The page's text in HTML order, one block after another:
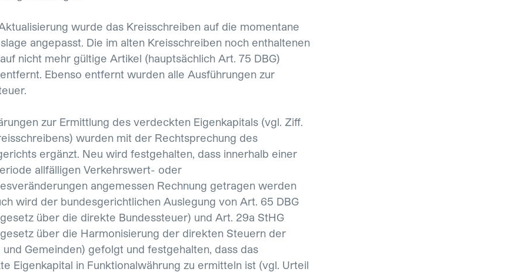
wurde das Kreisschreiben auf die momentane
angepasst. Die im alten Kreisschreiben noch enthaltenen
nicht mehr gültige Artikel (hauptsächlich Art. 75 DBG)
Ebenso entfernt wurden alle Ausführungen zur
zur Ermittlung des verdeckten Eigenkapitals (vgl. Ziff.
wurden mit der Rechtsprechung des
ergänzt. Neu wird festgehalten, dass innerhalb einer
allfälligen Verkehrswert- oder
angemessen Rechnung getragen werden
wird der bundesgerichtlichen Auslegung von Art. 65 DBG
über die direkte Bundessteuer) und Art. 29a StHG
über die Harmonisierung der direkten Steuern der
und Gemeinden) gefolgt und festgehalten, dass das
Eigenkapital in Funktionalwährung zu ermitteln ist (vgl. Urteil